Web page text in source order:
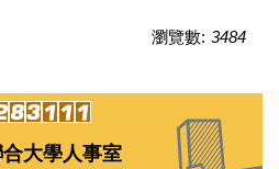
瀏覽數: 3484
合大學人事室